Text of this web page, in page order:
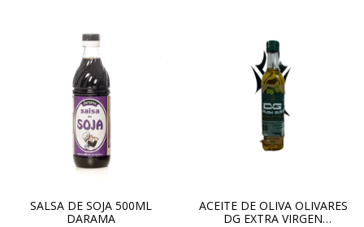
SALSA DE SOJA 500ML
DARAMA
ACEITE DE OLIVA OLIVARES
DG EXTRA VIRGEN